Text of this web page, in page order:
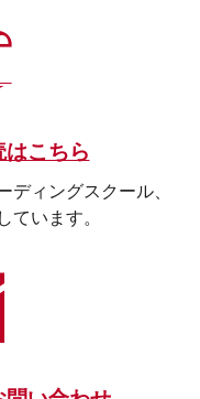
こちら
ディングスクール、
ています。